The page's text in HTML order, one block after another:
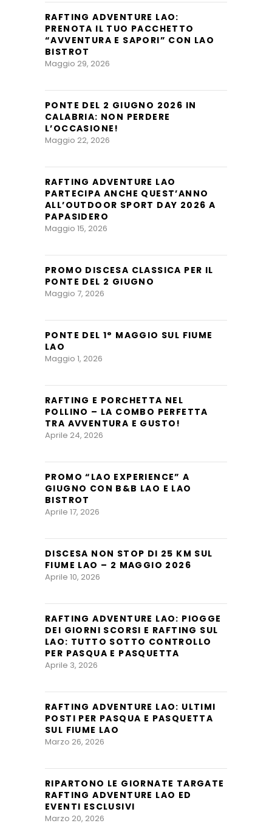
RAFTING ADVENTURE LAO:
PRENOTA IL TUO PACCHETTO
“AVVENTURA E SAPORI” CON LAO
BISTROT
Maggio 29, 2026
PONTE DEL 2 GIUGNO 2026 IN
CALABRIA: NON PERDERE
L’OCCASIONE!
Maggio 22, 2026
RAFTING ADVENTURE LAO
PARTECIPA ANCHE QUEST’ANNO
ALL’OUTDOOR SPORT DAY 2026 A
PAPASIDERO
Maggio 15, 2026
PROMO DISCESA CLASSICA PER IL
PONTE DEL 2 GIUGNO
Maggio 7, 2026
PONTE DEL 1° MAGGIO SUL FIUME
LAO
Maggio 1, 2026
RAFTING E PORCHETTA NEL
POLLINO – LA COMBO PERFETTA
TRA AVVENTURA E GUSTO!
Aprile 24, 2026
PROMO “LAO EXPERIENCE” A
GIUGNO CON B&B LAO E LAO
BISTROT
Aprile 17, 2026
DISCESA NON STOP DI 25 KM SUL
FIUME LAO – 2 MAGGIO 2026
Aprile 10, 2026
RAFTING ADVENTURE LAO: PIOGGE
DEI GIORNI SCORSI E RAFTING SUL
LAO: TUTTO SOTTO CONTROLLO
PER PASQUA E PASQUETTA
Aprile 3, 2026
RAFTING ADVENTURE LAO: ULTIMI
POSTI PER PASQUA E PASQUETTA
SUL FIUME LAO
Marzo 26, 2026
RIPARTONO LE GIORNATE TARGATE
RAFTING ADVENTURE LAO ED
EVENTI ESCLUSIVI
Marzo 20, 2026